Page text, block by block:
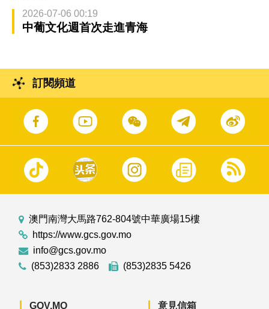
2026-07-06 00:19
中葡文化週首次走進青海
訂閱頻道
澳門南灣大馬路762-804號中華廣場15樓
https://www.gcs.gov.mo
info@gcs.gov.mo
(853)2833 2886
(853)2835 5426
GOV.MO 意見信箱